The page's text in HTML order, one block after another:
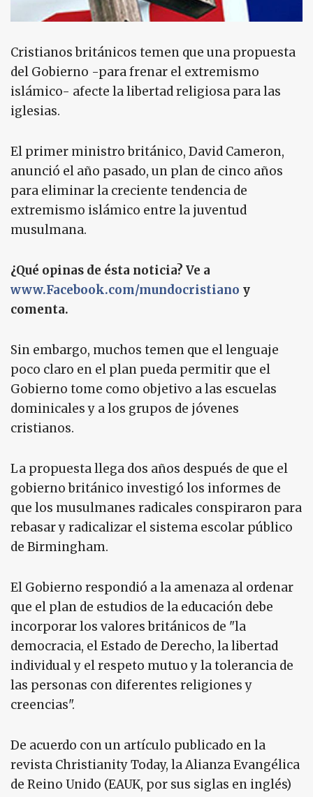
Cristianos británicos temen que una propuesta
del Gobierno -para frenar el extremismo
islámico- afecte la libertad religiosa para las
iglesias.
El primer ministro británico, David Cameron,
anunció el año pasado, un plan de cinco años
para eliminar la creciente tendencia de
extremismo islámico entre la juventud
musulmana.
¿Qué opinas de ésta noticia? Ve a
www.Facebook.com/mundocristiano y
comenta.
Sin embargo, muchos temen que el lenguaje
poco claro en el plan pueda permitir que el
Gobierno tome como objetivo a las escuelas
dominicales y a los grupos de jóvenes
cristianos.
La propuesta llega dos años después de que el
gobierno británico investigó los informes de
que los musulmanes radicales conspiraron para
rebasar y radicalizar el sistema escolar público
de Birmingham.
El Gobierno respondió a la amenaza al ordenar
que el plan de estudios de la educación debe
incorporar los valores británicos de "la
democracia, el Estado de Derecho, la libertad
individual y el respeto mutuo y la tolerancia de
las personas con diferentes religiones y
creencias".
De acuerdo con un artículo publicado en la
revista Christianity Today, la Alianza Evangélica
de Reino Unido (EAUK, por sus siglas en inglés)